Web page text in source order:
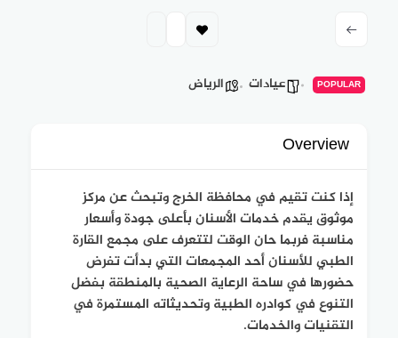
POPULAR عيادات الرياض
Overview
إذا كنت تقيم في محافظة الخرج وتبحث عن مركز
موثوق يقدم خدمات الأسنان بأعلى جودة وأسعار
مناسبة فربما حان الوقت لتتعرف على مجمع القارة
الطبي للأسنان أحد المجمعات التي بدأت تفرض
حضورها في ساحة الرعاية الصحية بالمنطقة بفضل
التنوع في كوادره الطبية وتحديثاته المستمرة في
التقنيات والخدمات.